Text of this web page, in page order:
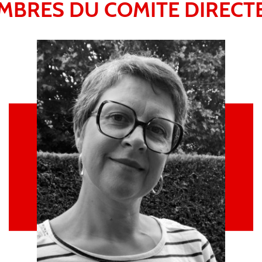
DU COMITE